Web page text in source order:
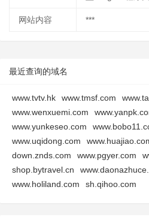
网站内容 ***
最近查询的域名
www.tvtv.hk www.tmsf.com
www.wenxuemi.com
www.yunkeseo.com
www.uqidong.com
down.znds.com
www.pgyer.com
shop.bytravel.cn
www.holiland.com
sh.qihoo.com